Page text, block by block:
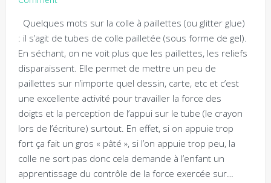
Quelques mots sur la colle à paillettes (ou glitter glue)
: il s’agit de tubes de colle pailletée (sous forme de gel).
En séchant, on ne voit plus que les paillettes, les reliefs
disparaissent. Elle permet de mettre un peu de
paillettes sur n’importe quel dessin, carte, etc et c’est
une excellente activité pour travailler la force des
doigts et la perception de l’appui sur le tube (le crayon
lors de l’écriture) surtout. En effet, si on appuie trop
fort ça fait un gros « pâté », si l’on appuie trop peu, la
colle ne sort pas donc cela demande à l’enfant un
apprentissage du contrôle de la force exercée sur…